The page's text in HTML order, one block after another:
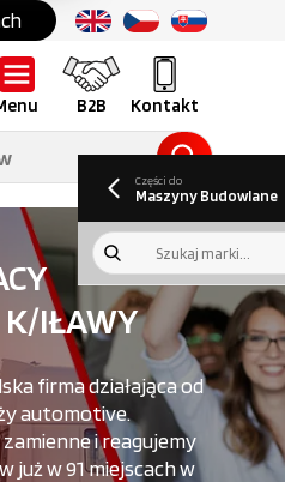
Ponad 700 marek
B2B Kontakt
Części do:
budowlanych
pracy
Części do
Maszyny Budowlane
K/IŁAWY
firma działająca od
automotive.
i reagujemy
w 91 miejscach w